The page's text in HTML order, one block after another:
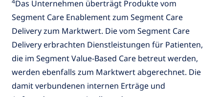
Das Unternehmen überträgt Produkte vom
Segment Care Enablement zum Segment Care
Delivery zum Marktwert. Die vom Segment Care
Delivery erbrachten Dienstleistungen für Patienten,
die im Segment Value-Based Care betreut werden,
werden ebenfalls zum Marktwert abgerechnet. Die
damit verbundenen internen Erträge und